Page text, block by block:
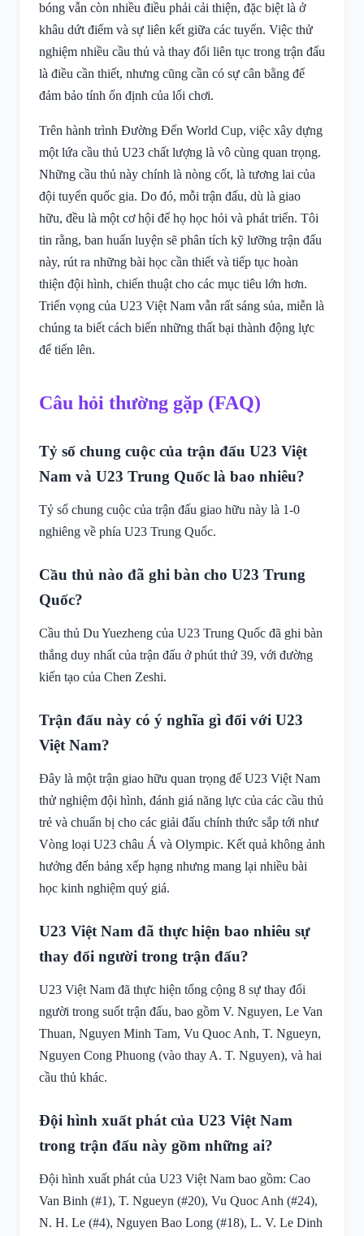
bóng vẫn còn nhiều điều phải cải thiện, đặc biệt là ở
khâu dứt điểm và sự liên kết giữa các tuyến. Việc thử
nghiệm nhiều cầu thủ và thay đổi liên tục trong trận đấu
là điều cần thiết, nhưng cũng cần có sự cân bằng để
đảm bảo tính ổn định của lối chơi.
Trên hành trình Đường Đến World Cup, việc xây dựng
một lứa cầu thủ U23 chất lượng là vô cùng quan trọng.
Những cầu thủ này chính là nòng cốt, là tương lai của
đội tuyển quốc gia. Do đó, mỗi trận đấu, dù là giao
hữu, đều là một cơ hội để họ học hỏi và phát triển. Tôi
tin rằng, ban huấn luyện sẽ phân tích kỹ lưỡng trận đấu
này, rút ra những bài học cần thiết và tiếp tục hoàn
thiện đội hình, chiến thuật cho các mục tiêu lớn hơn.
Triển vọng của U23 Việt Nam vẫn rất sáng sủa, miễn là
chúng ta biết cách biến những thất bại thành động lực
để tiến lên.
Câu hỏi thường gặp (FAQ)
Tỷ số chung cuộc của trận đấu U23 Việt
Nam và U23 Trung Quốc là bao nhiêu?
Tỷ số chung cuộc của trận đấu giao hữu này là 1-0
nghiêng về phía U23 Trung Quốc.
Cầu thủ nào đã ghi bàn cho U23 Trung
Quốc?
Cầu thủ Du Yuezheng của U23 Trung Quốc đã ghi bàn
thắng duy nhất của trận đấu ở phút thứ 39, với đường
kiến tạo của Chen Zeshi.
Trận đấu này có ý nghĩa gì đối với U23
Việt Nam?
Đây là một trận giao hữu quan trọng để U23 Việt Nam
thử nghiệm đội hình, đánh giá năng lực của các cầu thủ
trẻ và chuẩn bị cho các giải đấu chính thức sắp tới như
Vòng loại U23 châu Á và Olympic. Kết quả không ảnh
hưởng đến bảng xếp hạng nhưng mang lại nhiều bài
học kinh nghiệm quý giá.
U23 Việt Nam đã thực hiện bao nhiêu sự
thay đổi người trong trận đấu?
U23 Việt Nam đã thực hiện tổng cộng 8 sự thay đổi
người trong suốt trận đấu, bao gồm V. Nguyen, Le Van
Thuan, Nguyen Minh Tam, Vu Quoc Anh, T. Ngueyn,
Nguyen Cong Phuong (vào thay A. T. Nguyen), và hai
cầu thủ khác.
Đội hình xuất phát của U23 Việt Nam
trong trận đấu này gồm những ai?
Đội hình xuất phát của U23 Việt Nam bao gồm: Cao
Van Binh (#1), T. Ngueyn (#20), Vu Quoc Anh (#24),
N. H. Le (#4), Nguyen Bao Long (#18), L. V. Le Dinh